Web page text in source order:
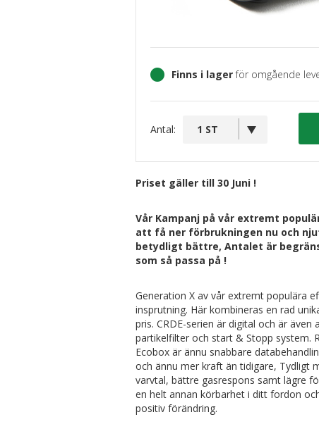
Finns i lagerför omgående
Antal:
Priset gäller till 30 Juni !
Vår Kampanj på vår extremt
att få ner förbrukningen nu och
betydligt bättre, Antalet är
som så passa på !
Generation X av vår extremt populära
insprutning. Här kombineras en rad
pris. CRDE-serien är digital och är
partikelfilter och start & Stopp system.
Ecobox är ännu snabbare
och ännu mer kraft än tidigare, Tydligt
varvtal, bättre gasrespons samt lägre
en helt annan körbarhet i ditt fordon
positiv förändring.